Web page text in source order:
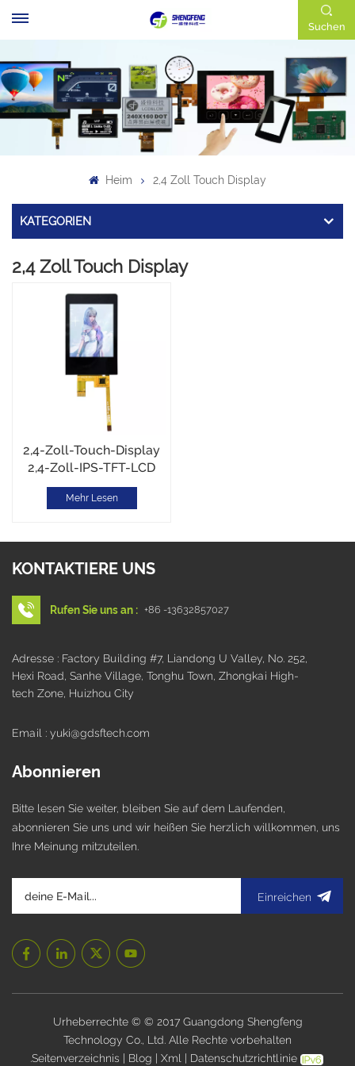
Suchen
Heim 2,4 Zoll Touch Display
KATEGORIEN
2,4 Zoll Touch Display
2,4-Zoll-Touch-Display
2,4-Zoll-IPS-TFT-LCD
240*320 ST7789T3 SPI-
Schnittstelle CTP Touch
Mehr Lesen
KONTAKTIERE UNS
Rufen Sie uns an : +86 -13632857027
Adresse : Factory Building #7, Liandong U Valley, No. 252,
Hexi Road, Sanhe Village, Tonghu Town, Zhongkai High-
tech Zone, Huizhou City
Email : yuki@gdsftech.com
Abonnieren
Bitte lesen Sie weiter, bleiben Sie auf dem Laufenden,
abonnieren Sie uns und wir heißen Sie herzlich willkommen, uns
Ihre Meinung mitzuteilen.
Einreichen
Urheberrechte © © 2017 Guangdong Shengfeng
Technology Co., Ltd. Alle Rechte vorbehalten
.Seitenverzeichnis Blog Xml| Datenschutzrichtlinie